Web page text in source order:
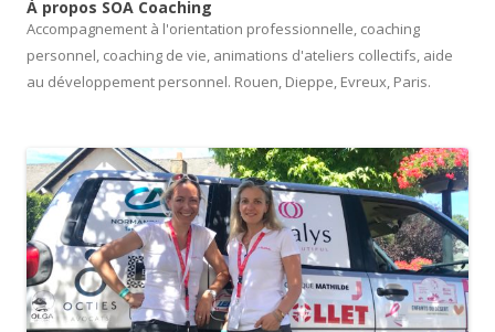
À propos SOA Coaching
Accompagnement à l'orientation professionnelle, coaching
personnel, coaching de vie, animations d'ateliers collectifs, aide
au développement personnel. Rouen, Dieppe, Evreux, Paris.